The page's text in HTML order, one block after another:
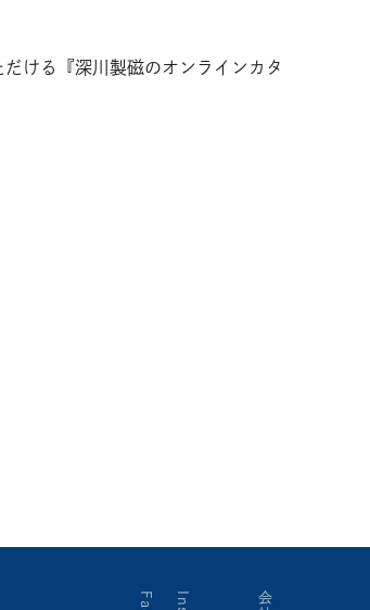
ける『深川製磁のオンラインカタ